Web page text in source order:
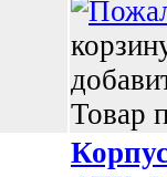
Товар